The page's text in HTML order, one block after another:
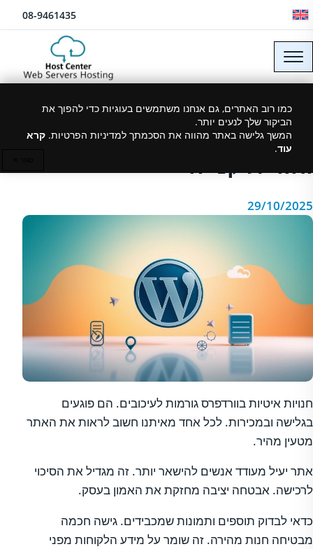
דלג לתוכן 08-9461435
כמו רוב האתרים, גם אנחנו משתמשים בעוגיות כדי להפוך את
הביקור שלך לנעים יותר.
המשך גלישה באתר מהווה את הסכמתך למדיניות הפרטיות. קרא
עוד.
חנות וורדפרס איטית? כך
תשפר ביצועים, אבטחה
29/10/2025
חנויות איטיות בוורדפרס גורמות לעיכובים. הם פוגעים
בגלישה ובמכירות. לכל אחד מאיתנו חשוב לראות את האתר
מטעין מהיר.
אתר יעיל מעודד אנשים להישאר יותר. זה מגדיל את הסיכוי
לרכישה. אבטחה יציבה מחזקת את האמון בעסק.
כדאי לבדוק תוספים ותמונות שמכבידים. גישה חכמה
מבטיחה חנות מהירה. זה שומר על מידע הלקוחות מפני